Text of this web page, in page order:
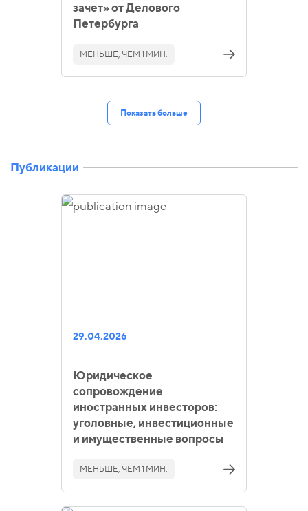
зачет» от Делового
Петербурга
МЕНЬШЕ, ЧЕМ 1 МИН.
Показать больше
Публикации
29.04.2026
Юридическое
сопровождение
иностранных инвесторов:
уголовные, инвестиционные
и имущественные вопросы
МЕНЬШЕ, ЧЕМ 1 МИН.